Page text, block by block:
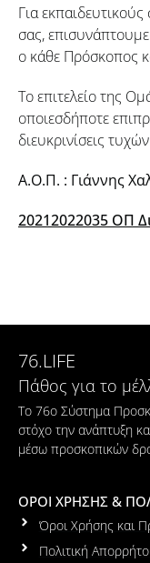
Για
σας,
ο κάθε Πρόσκοπος
Το επιτελείο της
οποιεσδήποτε
διευκρινίσεις
Α.Ο.Π. : Γιάννης
20212022035 ΟΠ
76.LIFE
Πάθος για το
Το 76ο Σύστημα
στόχο την ανάπτυξη
μέσω προσκοπικών
ΟΡΟΙ ΧΡΗΣΗΣ &
Όροι Χρήσης και
Πολιτική